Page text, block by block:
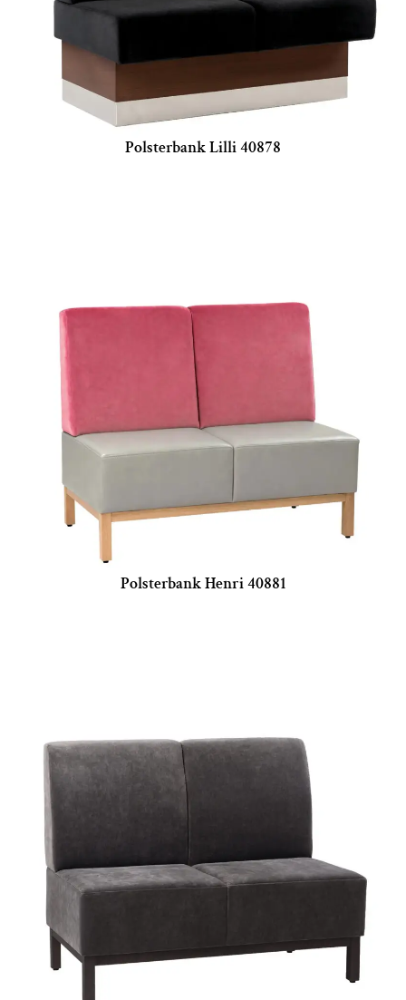
Polsterbank Lilli 40878
Polsterbank Henri 40881